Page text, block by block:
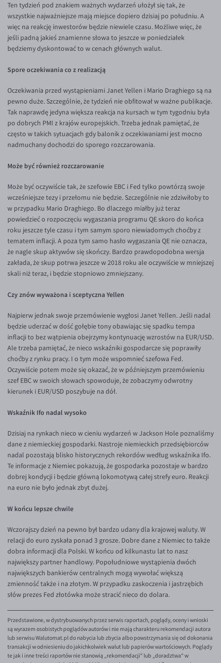
Inne pary walutowe
AUD/PLN
BGN/PLN
CNY/PLN
HKD/PLN
HUF/PLN
ILS/PLN
JPY/PLN
RON/PLN
SGD/PLN
TRY/PLN
ZAR/PLN
EUR/USD
EUR/GBP
EUR/CHF
EUR/DKK
EUR/NOK
EUR/SEK
EUR/AUD
EUR/BGN
EUR/CAD
EUR/HKD
EUR/HUF
EUR/ILS
EUR/JPY
EUR/NZD
EUR/SGD
EUR/TRY
EUR/ZAR
GBP/USD
USD/CHF
GBP/CHF
Aplikacja mobilna
Bezpieczeństwo
Pomoc
FAQ
Konto i opłaty
Wymiana walut
Banki i przelewy
Przelewy zagraniczne
Poradnik
KONTAKT
Kontakt
PL
Ten tydzień pod znakiem ważnych wydarzeń ułożył się tak, że
wszystkie najważniejsze mają miejsce dopiero dzisiaj po południu. A
więc na reakcję inwestorów będzie niewiele czasu. Możliwe więc, że
jeśli padną jakieś znamienne słowa to jeszcze w poniedziałek
będziemy dyskontować to w cenach głównych walut.
Spore oczekiwania co z realizacją
Oczekiwania przed wystąpieniami Janet Yellen i Mario Draghiego są na
pewno duże. Szczególnie, że tydzień nie obfitował w ważne publikacje.
Tak naprawdę jedyna większa reakcja na kursach w tym tygodniu była
po dobrych PMI z krajów europejskich. Trzeba jednak pamiętać, że
często w takich sytuacjach gdy balonik z oczekiwaniami jest mocno
nadmuchany dochodzi do sporego rozczarowania.
Może być również rozczarowanie
Może być oczywiście tak, że szefowie EBC i Fed tylko powtórzą swoje
wcześniejsze tezy i przełomu nie będzie. Szczególnie nie zdziwiłoby to
w przypadku Mario Draghiego. Bo dlaczego miałby już teraz
powiedzieć o rozpoczęciu wygaszania programu QE skoro do końca
roku jeszcze tyle czasu i tym samym sporo niewiadomych choćby z
tematem inflacji. A poza tym samo hasło wygaszania QE nie oznacza,
że nagle skup aktywów się skończy. Bardzo prawdopodobna wersja
zakłada, że skup potrwa jeszcze w 2018 roku ale oczywiście w mniejszej
skali niż teraz, i będzie stopniowo zmniejszany.
Czy znów wyważona i sceptyczna Yellen
Najpierw jednak swoje przemówienie wygłosi Janet Yellen. Jeśli nadal
będzie uderzać w dość gołębie tony obawiając się spadku tempa
inflacji to bez wątpienia obejrzymy kontynuację wzrostów na EUR/USD.
Ale trzeba pamiętać, że nieco wskaźniki gospodarcze się poprawiły
choćby z rynku pracy. I o tym może wspomnieć szefowa Fed.
Oczywiście potem może się okazać, że w późniejszym przemówieniu
szef EBC w swoich słowach spowoduje, że zobaczymy odwrotny
kierunek i EUR/USD poszybuje na dół.
Wskaźnik Ifo nadal wysoko
Dzisiaj na rynkach nieco w cieniu wydarzeń w Jackson Hole poznaliśmy
dane z niemieckiej gospodarki. Nastroje niemieckich przedsiębiorców
nadal pozostają blisko historycznych rekordów według wskaźnika Ifo.
Te informacje z Niemiec pokazują, że gospodarka pozostaje w bardzo
dobrej kondycji i będzie główną lokomotywą całej strefy euro. Reakcji
na euro nie było jednak zbyt dużej.
W końcu lepsze chwile
Wczorajszy dzień na pewno był bardzo udany dla krajowej waluty. W
relacji do euro zyskała ponad 3 grosze. Dobre dane z Niemiec to także
dobra informacji dla Polski. W końcu od kilkunastu lat to nasz
największy partner handlowy. Popołudniowe wystąpienia dwóch
największych bankierów centralnych mogą wywołać większą
zmienność także i na złotym. W przypadku zaskoczenia i jastrzębich
słów prezes Fed złotówka może stracić nieco do dolara.
Przedstawione, w dystrybuowanych przez serwis raportach, poglądy, oceny i wnioski
są wyrazem osobistych poglądów autorów i nie mają charakteru rekomendacji autora
lub serwisu Walutomat.pl do nabycia lub zbycia albo powstrzymania się od dokonania
transakcji w odniesieniu do jakichkolwiek walut lub papierów wartościowych. Poglądy
te jak i inne treści raportów nie stanowią „rekomendacji" lub „doradztwa" w